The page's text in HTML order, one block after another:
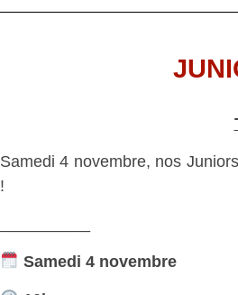
Samedi 4 novembre, nos
!
Samedi 4 novembre